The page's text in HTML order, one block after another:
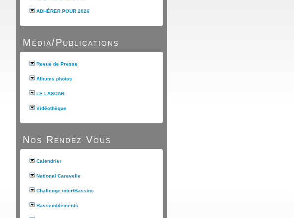
ADHÉRER POUR 2026
Média/Publications
Revue de Presse
Albums photos
LE LASCAR
Vidéothèque
Nos Rendez Vous
Calendrier
National Caravelle
Challenge inter/Bassins
Rassemblements